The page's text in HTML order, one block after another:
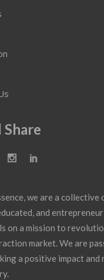
Share
we are a collective
and
on a mission to
market. We are
a positive impact and